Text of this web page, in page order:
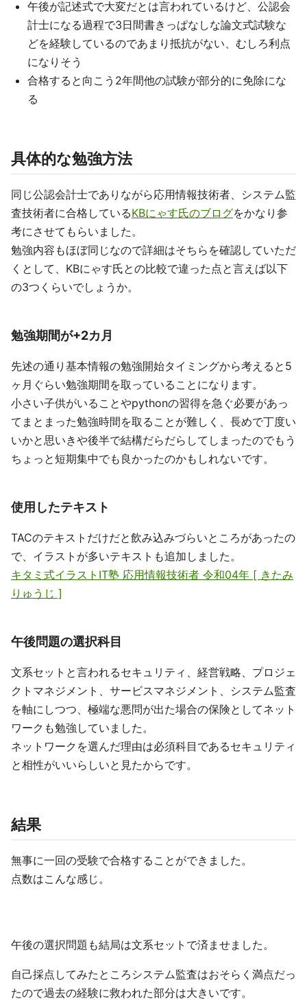
午後が記述式で大変だとは言われているけど、公認会
計士になる過程で3日間書きっぱなしな論文式試験な
どを経験しているのであまり抵抗がない、むしろ利点
になりそう
合格すると向こう2年間他の試験が部分的に免除にな
る
具体的な勉強方法
同じ公認会計士でありながら応用情報技術者、システム監
査技術者に合格しているKBにゃす氏のブログをかなり参
考にさせてもらいました。
勉強内容もほぼ同じなので詳細はそちらを確認していただ
くとして、KBにゃす氏との比較で違った点と言えば以下
の3つくらいでしょうか。
勉強期間が+2カ月
先述の通り基本情報の勉強開始タイミングから考えると5
ヶ月ぐらい勉強期間を取っていることになります。
小さい子供がいることやpythonの習得を急ぐ必要があっ
てまとまった勉強時間を取ることが難しく、長めで丁度い
いかと思いきや後半で結構だらだらしてしまったのでもう
ちょっと短期集中でも良かったのかもしれないです。
使用したテキスト
TACのテキストだけだと飲み込みづらいところがあったの
で、イラストが多いテキストも追加しました。
キタミ式イラストIT塾 応用情報技術者 令和04年 [ きたみ
りゅうじ ]
午後問題の選択科目
文系セットと言われるセキュリティ、経営戦略、プロジェ
クトマネジメント、サービスマネジメント、システム監査
を軸にしつつ、極端な悪問が出た場合の保険としてネット
ワークも勉強していました。
ネットワークを選んだ理由は必須科目であるセキュリティ
と相性がいいらしいと見たからです。
結果
無事に一回の受験で合格することができました。
点数はこんな感じ。
午後の選択問題も結局は文系セットで済ませました。
自己採点してみたところシステム監査はおそらく満点だっ
たので過去の経験に救われた部分は大きいです。